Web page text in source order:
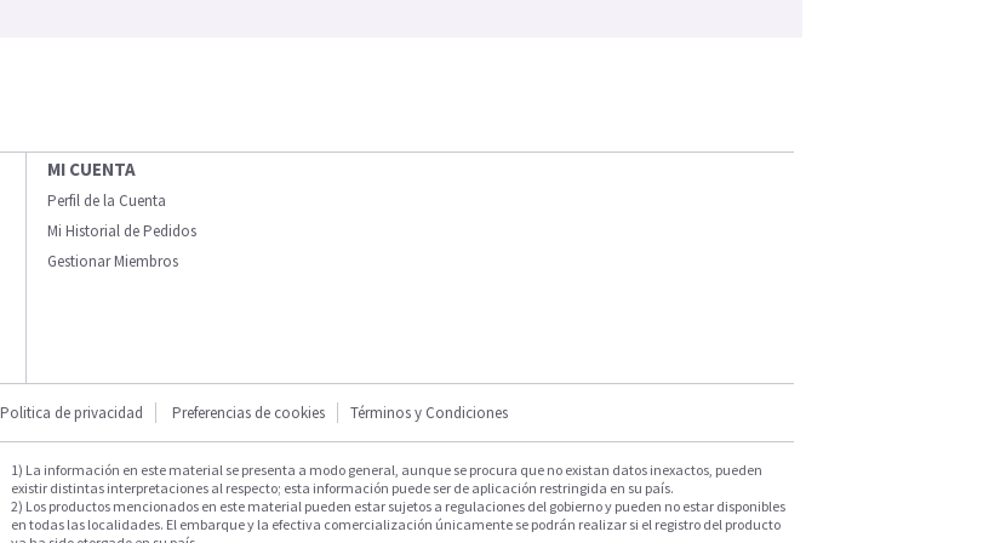
MI CUENTA
Perfil de la Cuenta
Mi Historial de Pedidos
Gestionar Miembros
Politica de privacidad Preferencias de cookies Términos y Condiciones
1) La información en este material se presenta a modo general, aunque se procura que no existan datos inexactos, pueden
existir distintas interpretaciones al respecto; esta información puede ser de aplicación restringida en su país.
2) Los productos mencionados en este material pueden estar sujetos a regulaciones del gobierno y pueden no estar disponibles
en todas las localidades. El embarque y la efectiva comercialización únicamente se podrán realizar si el registro del producto